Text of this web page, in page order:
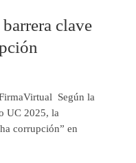
clave
Según la
UC 2025, la
corrupción” en